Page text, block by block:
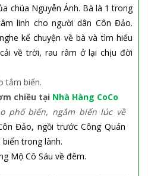
chúa Nguyễn Ánh. Bà là 1 trong
linh cho người dân Côn Đảo.
kể chuyện về bà và tìm hiểu
về trời, rau râm ở lại chịu đời
tắm biển.
chiều tại Nhà Hàng CoCo
phố biển, ngắm biển lúc về
Đảo, ngồi trước Công Quán
trong lành.
Mộ Cô Sáu về đêm.